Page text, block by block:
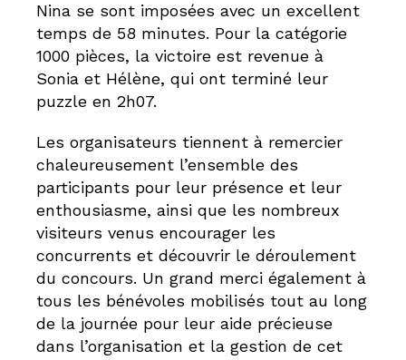
Nina se sont imposées avec un excellent
temps de 58 minutes. Pour la catégorie
1000 pièces, la victoire est revenue à
Sonia et Hélène, qui ont terminé leur
puzzle en 2h07.
Les organisateurs tiennent à remercier
chaleureusement l’ensemble des
participants pour leur présence et leur
enthousiasme, ainsi que les nombreux
visiteurs venus encourager les
concurrents et découvrir le déroulement
du concours. Un grand merci également à
tous les bénévoles mobilisés tout au long
de la journée pour leur aide précieuse
dans l’organisation et la gestion de cet